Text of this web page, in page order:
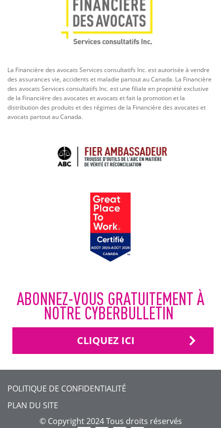
La Financière des avocats Services consultatifs Inc. est autorisée à vendre
des assurances vie, accidents et maladie partout au Canada. La Financière
des avocats Services consultatifs Inc. est une filiale en propriété exclusive
de la Financière des avocates et avocats et fait la promotion et la
distribution des produits et des régimes de la Financière des avocates et
avocats partout au Canada.
ABONNEZ-VOUS GRATUITEMENT À
NOTRE CYBERBULLETIN
CLIQUEZ ICI
FOOTER
MENU
POLITIQUE DE CONFIDENTIALITÉ
PLAN DU SITE
©Copyright 2024 Tous droits réservés